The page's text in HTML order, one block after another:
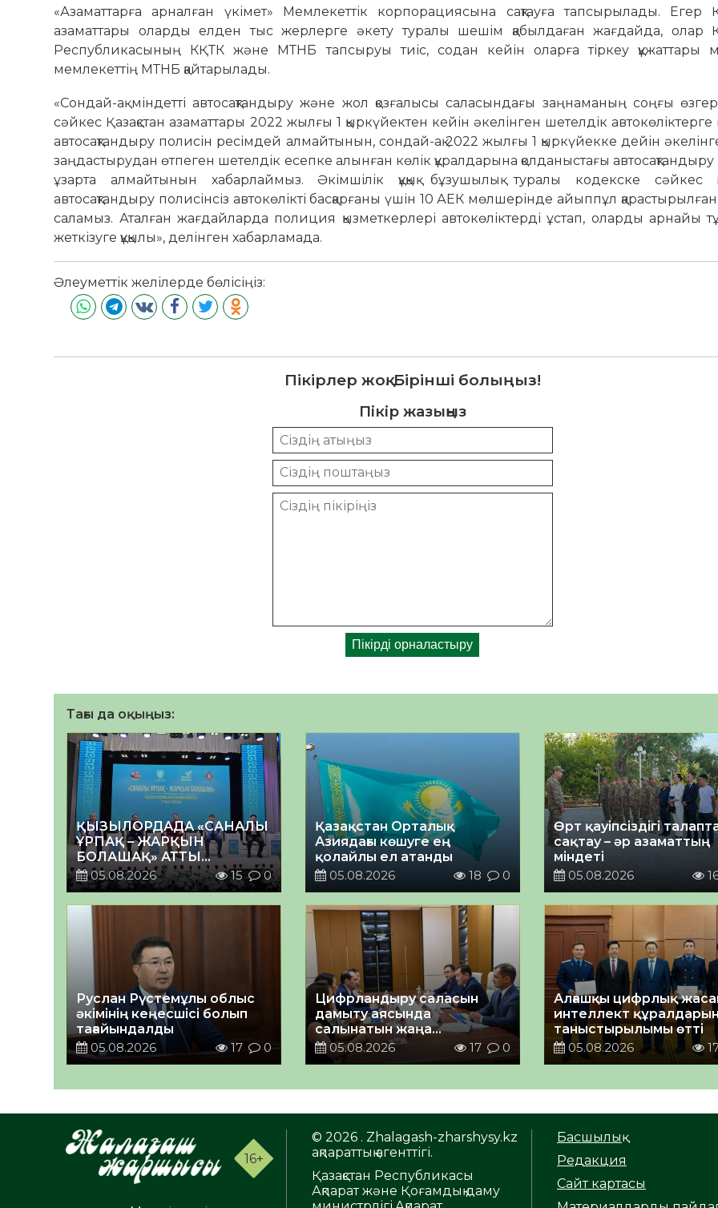
«Азаматтарға арналған үкімет» Мемлекеттік корпорациясына сақтауға тапсырылады. Егер
азаматтары оларды елден тыс жерлерге әкету туралы шешім қабылдаған жағдайда, олар
Республикасының КҚТК және МТНБ тапсыруы тиіс, содан кейін оларға тіркеу құжаттары
мемлекеттің МТНБ қайтарылады.
«Сондай-ақ міндетті автосақтандыру және жол қозғалысы саласындағы заңнаманың соңғы
сәйкес Қазақстан азаматтары 2022 жылғы 1 қыркүйектен кейін әкелінген шетелдік автокөліктерге
автосақтандыру полисін ресімдей алмайтынын, сондай-ақ 2022 жылғы 1 қыркүйекке дейін
заңдастырудан өтпеген шетелдік есепке алынған көлік құралдарына қолданыстағы автосақтандыру
ұзарта алмайтынын хабарлаймыз. Әкімшілік құқық бұзушылық туралы кодекске сәйкес
автосақтандыру полисінсіз автокөлікті басқарғаны үшін 10 АЕК мөлшерінде айыппұл
саламыз. Аталған жағдайларда полиция қызметкерлері автокөліктерді ұстап, оларды арнайы
жеткізуге құқылы», делінген хабарламада.
Әлеуметтік желілерде бөлісіңіз:
Пікірлер жоқ. Бірінші болыңыз!
Пікір жазыңыз
Тағы да оқыңыз:
ҚЫЗЫЛОРДАДА «САНАЛЫ
ҰРПАҚ – ЖАРҚЫН
БОЛАШАҚ» АТТЫ
КЕҢЕЙТІЛГЕН МӘЖІЛІС
ӨТТІ
05.08.2026 15 0
Қазақстан Орталық
Азиядағы көшуге ең
қолайлы ел атанды
05.08.2026
18 0
Өрт қауіпсіздігі
сақтау – әр азаматтың
міндеті
05.08.2026
Руслан Рүстемұлы облыс
әкімінің кеңесшісі болып
тағайындалды
05.08.2026
17 0
Цифрландыру саласын
дамыту аясында
салынатын жаңа
орталықтың жобасы
талқыланды
05.08.2026 17 0
Алғашқы цифрлық
интеллект
таныстырылымы өтті
05.08.2026
16+
© 2026 . Zhalagash-zharshysy.kz
ақпараттық агенттігі.
Қазақстан Республикасы
Ақпарат және Қоғамдық даму
Басшылық
Редакция
Сайт картасы